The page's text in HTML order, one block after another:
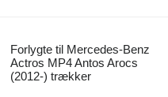
Forlygte til Mercedes-Benz
Actros MP4 Antos Arocs
(2012-) trækker